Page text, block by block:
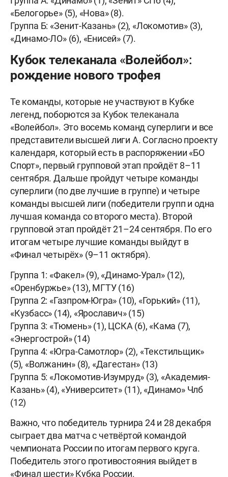
«Белогорье» (5), «Нова» (8).
Группа Б: «Зенит-Казань» (2), «Локомотив» (3),
«Динамо-ЛО» (6), «Енисей» (7).
Кубок телеканала «Волейбол»:
рождение нового трофея
Те команды, которые не участвуют в Кубке
легенд, поборются за Кубок телеканала
«Волейбол». Это восемь команд суперлиги и все
представители высшей лиги А. Согласно проекту
календаря, который есть в распоряжении «БО
Спорт», первый групповой этап пройдёт 8–11
сентября. Дальше пройдут четыре команды
суперлиги (по две лучшие в группе) и четыре
команды высшей лиги (победители групп и одна
лучшая команда со второго места). Второй
групповой этап пройдёт 21–24 сентября. По его
итогам четыре лучшие команды выйдут в
«Финал четырёх» (9–11 октября).
Группа 1: «Факел» (9), «Динамо-Урал» (12),
«Оренбуржье» (13), МГТУ (16)
Группа 2: «Газпром-Югра» (10), «Горький» (11),
«Кузбасс» (14), «Ярославич» (15)
Группа 3: «Тюмень» (1), ЦСКА (6), «Кама (7),
«Энергострой» (14)
Группа 4: «Югра-Самотлор» (2), «Текстильщик»
(5), «Волжанин» (8), «Дагестан» (13)
Группа 5: «Локомотив-Изумруд» (3), «Академия-
Казань» (4), «Университет» (11), «Динамо» Члб
(12)
Важно, что победитель турнира 24 и 28 декабря
сыграет два матча с четвёртой командой
чемпионата России по итогам первого круга.
Победитель этого противостояния выйдет в
«Финал шести» Кубка России.